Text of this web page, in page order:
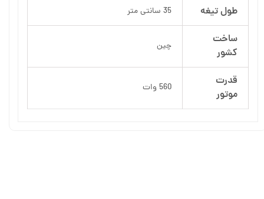
طول تیغه 35 سانتی متر
ساخت
کشور
چین
قدرت
موتور
560 وات